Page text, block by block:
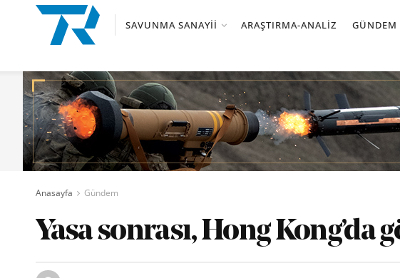
SAVUNMA SANAYII ARAŞTIRMA-ANALIZ GÜNDEM
Anasayfa Gündem
Yasa sonrası, Hong Kong’da